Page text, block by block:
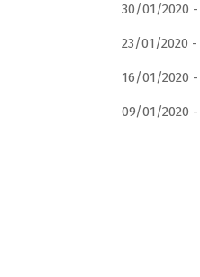
30/01/2020 -
23/01/2020 -
16/01/2020 -
09/01/2020 -